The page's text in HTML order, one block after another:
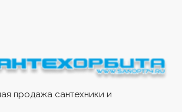
продажа сантехники и